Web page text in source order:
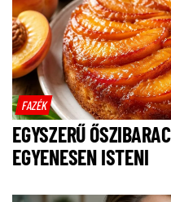
FAZÉK
EGYSZERŰ
EGYENESEN ISTENI